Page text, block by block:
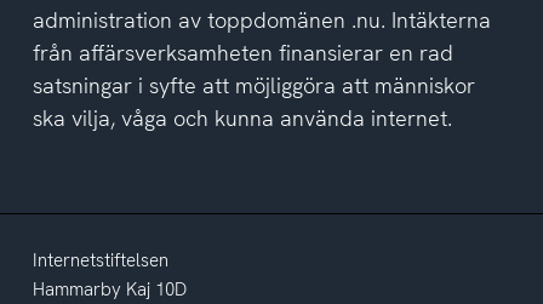
administration av toppdomänen .nu. Intäkterna
från affärsverksamheten finansierar en rad
satsningar i syfte att möjliggöra att människor
ska vilja, våga och kunna använda internet.
Internetstiftelsen
Hammarby Kaj 10D